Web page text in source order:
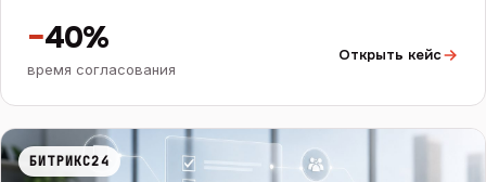
−40%
время согласования
Открыть кейс
БИТРИКС24